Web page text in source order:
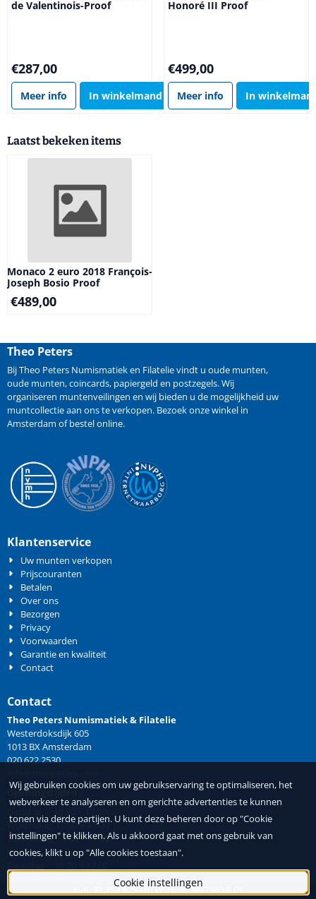
de Valentinois-Proof
Prijs: 287,00
€287,00
Meer info In winkelmand
Honoré III Proof
Prijs: 499,00
€499,00
Meer info In
Laatst bekeken items
Monaco 2 euro 2018 François-
Joseph Bosio Proof
€489,00
Theo Peters
Bij Theo Peters Numismatiek en Filatelie vindt u oude munten,
oude munten,coincards, papiergeld en postzegels. Wij
organiseren muntenveilingen en wij bieden u de mogelijkheid uw
muntcollectie aan ons te verkopen. Bezoek onze winkel in
Amsterdam of bestel online.
Klantenservice
Uw munten verkopen
Prijscouranten
Betalen
Over ons
Bezorgen
Privacy
Voorwaarden
Garantie en kwaliteit
Contact
Contact
Theo Peters Numismatiek & Filatelie
Westerdoksdijk 605
1013 BX Amsterdam
020 622 2530
Openingstijden
Dinsdag 10.00 – 17.00
Woensdag 10.00 – 17.00
Donderdag 10.00 – 17.00
Vrijdag 10.00 – 17.00
KvK: 33.153.675 - BTW: NL802897940.B.01
Wij gebruiken cookies om uw gebruikservaring te optimaliseren, het
webverkeer te analyseren en om gerichte advertenties te kunnen
tonen via derde partijen. U kunt deze beheren door op "Cookie
instellingen" te klikken. Als u akkoord gaat met ons gebruik van
cookies, klikt u op "Alle cookies toestaan".
Cookie instellingen